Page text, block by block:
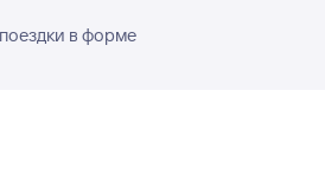
в форме